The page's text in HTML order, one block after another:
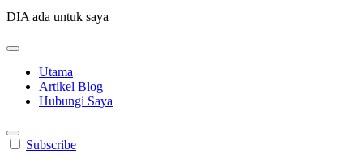
DIA ada untuk saya
Utama
Artikel Blog
Hubungi Saya
Subscribe